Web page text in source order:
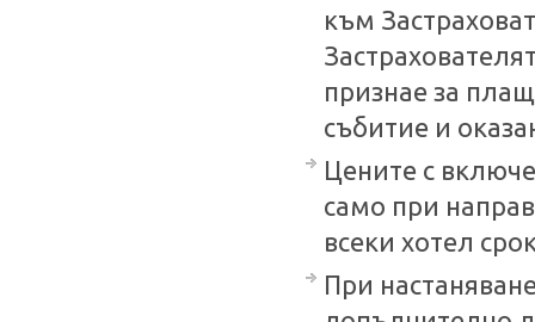
към
признае за
събитие и
Цените с
само при
всеки хотел
При